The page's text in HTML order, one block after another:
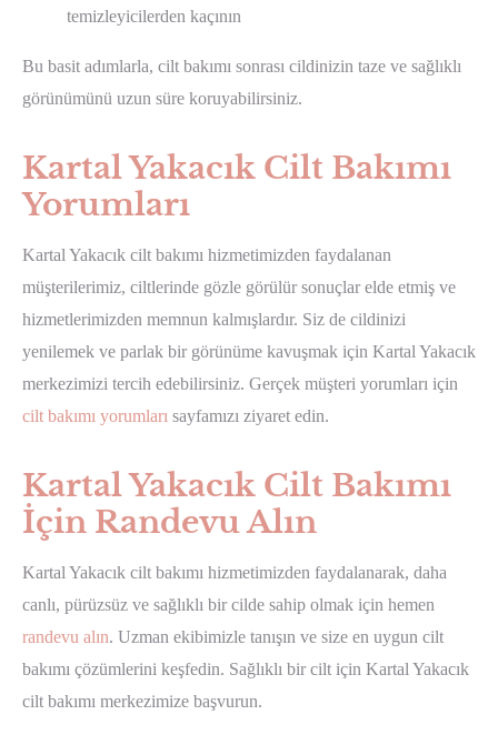
temizleyicilerden kaçının
Bu basit adımlarla, cilt bakımı sonrası cildinizin taze ve sağlıklı
görünümünü uzun süre koruyabilirsiniz.
Kartal Yakacık Cilt Bakımı
Yorumları
Kartal Yakacık cilt bakımı hizmetimizden faydalanan
müşterilerimiz, ciltlerinde gözle görülür sonuçlar elde etmiş ve
hizmetlerimizden memnun kalmışlardır. Siz de cildinizi
yenilemek ve parlak bir görünüme kavuşmak için Kartal Yakacık
merkezimizi tercih edebilirsiniz. Gerçek müşteri yorumları için
cilt bakımı yorumları sayfamızı ziyaret edin.
Kartal Yakacık Cilt Bakımı
İçin Randevu Alın
Kartal Yakacık cilt bakımı hizmetimizden faydalanarak, daha
canlı, pürüzsüz ve sağlıklı bir cilde sahip olmak için hemen
randevu alın. Uzman ekibimizle tanışın ve size en uygun cilt
bakımı çözümlerini keşfedin. Sağlıklı bir cilt için Kartal Yakacık
cilt bakımı merkezimize başvurun.